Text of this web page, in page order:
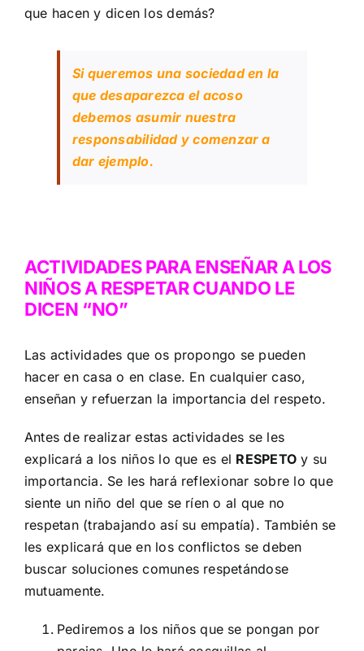
que hacen y dicen los demás?
Si queremos una sociedad en la
que desaparezca el acoso
debemos asumir nuestra
responsabilidad y comenzar a
dar ejemplo.
ACTIVIDADES PARA ENSEÑAR A LOS
NIÑOS A RESPETAR CUANDO LE
DICEN “NO”
Las actividades que os propongo se pueden
hacer en casa o en clase. En cualquier caso,
enseñan y refuerzan la importancia del respeto.
Antes de realizar estas actividades se les
explicará a los niños lo que es el RESPETO y su
importancia. Se les hará reflexionar sobre lo que
siente un niño del que se ríen o al que no
respetan (trabajando así su empatía). También se
les explicará que en los conflictos se deben
buscar soluciones comunes respetándose
mutuamente.
Pediremos a los niños que se pongan por